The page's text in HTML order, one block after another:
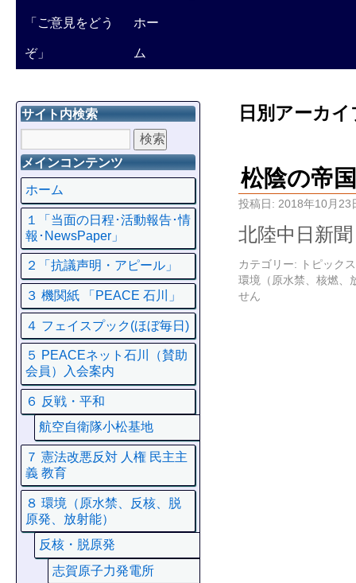
「ご意見をどう
ぞ」
ホー
ム
日別アーカ
松陰の帝
投稿日: 2018年10月23
北陸中日
カテゴリー:
トピックス
環境（原水禁、核燃、
せん
サイト内検索
メインコンテンツ
ホーム
１「当面の日程･活動報告･情
報･NewsPaper」
２「抗議声明・アピール」
３ 機関紙 「PEACE 石川」
４ フェイスプック(ほぼ毎日)
５ PEACEネット石川（賛助
会員）入会案内
６ 反戦・平和
航空自衛隊小松基地
７ 憲法改悪反対 人権 民主主
義 教育
８ 環境（原水禁、反核、脱
原発、放射能）
反核・脱原発
志賀原子力発電所